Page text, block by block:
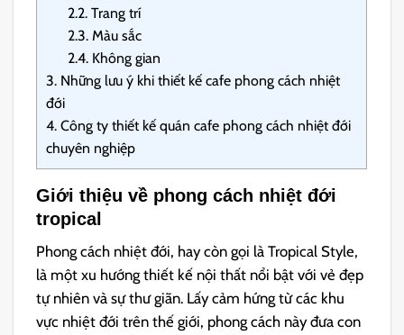
2.2. Trang trí
2.3. Màu sắc
2.4. Không gian
3. Những lưu ý khi thiết kế cafe phong cách nhiệt
đới
4. Công ty thiết kế quán cafe phong cách nhiệt đới
chuyên nghiệp
Giới thiệu về phong cách nhiệt đới
tropical
Phong cách nhiệt đới, hay còn gọi là Tropical Style,
là một xu hướng thiết kế nội thất nổi bật với vẻ đẹp
tự nhiên và sự thư giãn. Lấy cảm hứng từ các khu
vực nhiệt đới trên thế giới, phong cách này đưa con